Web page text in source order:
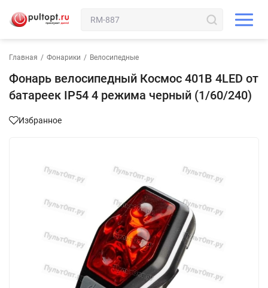
Главная / Фонарики / Велосипедные
Фонарь велосипедный Космос 401B 4LED от
батареек IP54 4 режима черный (1/60/240)
Избранное